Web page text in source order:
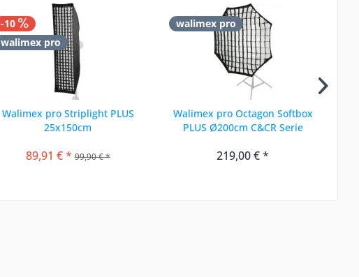
-10
walimex pro
Walimex pro Striplight PLUS
25x150cm
89,91 € * 99,90 € *
walimex pro
Walimex pro Octagon Softbox
PLUS Ø200cm C&CR Serie
219,00 € *